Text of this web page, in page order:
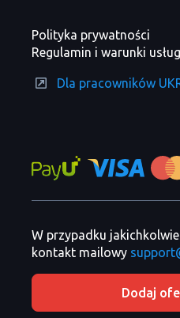
Polityka prywatności
Regulamin i warunki
Dla pracowników
W przypadku
kontakt mailowy
Dodaj